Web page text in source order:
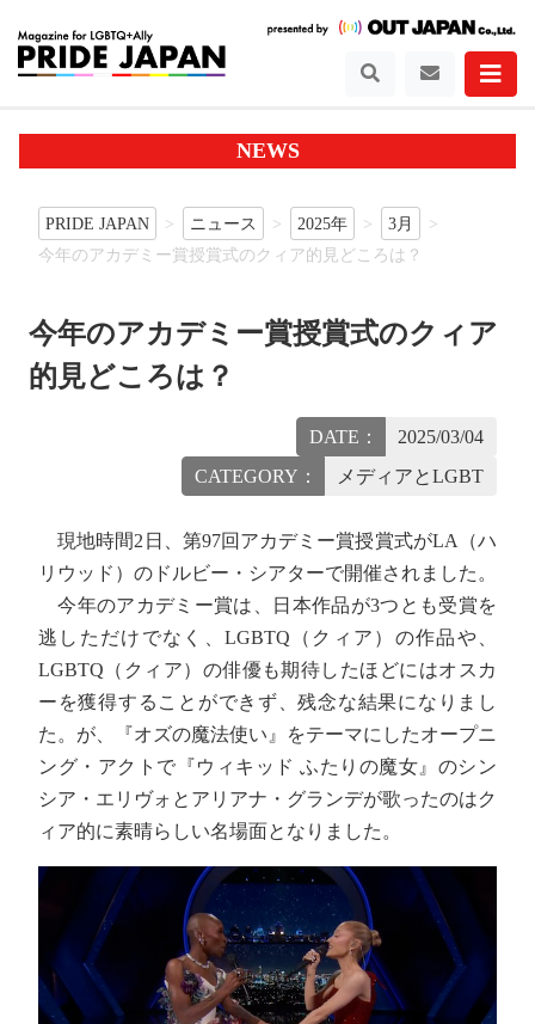
NEWS
PRIDE JAPAN ニュース 2025年
3月
今年のアカデミー賞授賞式のクィア的見どころは？
今年のアカデミー賞授賞式のクィア
的見どころは？
DATE：
2025/03/04
CATEGORY：
メディアとLGBT
現地時間2日、第97回アカデミー賞授賞式がLA（ハ
リウッド）のドルビー・シアターで開催されました。
今年のアカデミー賞は、日本作品が3つとも受賞を
逃しただけでなく、LGBTQ（クィア）の作品や、
LGBTQ（クィア）の俳優も期待したほどにはオスカ
ーを獲得することができず、残念な結果になりまし
た。が、『オズの魔法使い』をテーマにしたオープニ
ング・アクトで『ウィキッド ふたりの魔女』のシン
シア・エリヴォとアリアナ・グランデが歌ったのはク
ィア的に素晴らしい名場面となりました。